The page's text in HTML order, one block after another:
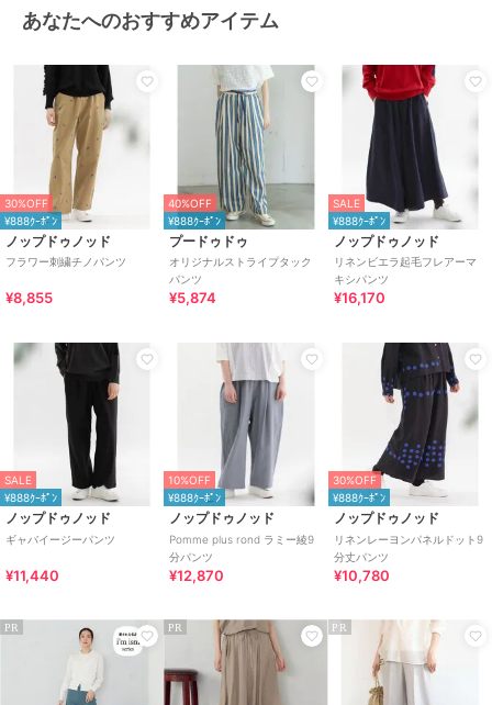
あなたへのおすすめアイテム
30%OFF
¥888ｸｰﾎﾟﾝ
ノップドゥノッド
フラワー刺繍チノパンツ
¥8,855
40%OFF
¥888ｸｰﾎﾟﾝ
プードゥドゥ
オリジナルストライプタック
パンツ
¥5,874
SALE
¥888ｸｰﾎﾟﾝ
ノップドゥノッド
リネンビエラ起毛フレアーマ
キシパンツ
¥16,170
SALE
¥888ｸｰﾎﾟﾝ
ノップドゥノッド
ギャバイージーパンツ
¥11,440
10%OFF
¥888ｸｰﾎﾟﾝ
ノップドゥノッド
Pomme plus rond ラミー綾9
分パンツ
¥12,870
30%OFF
¥888ｸｰﾎﾟﾝ
ノップドゥノッド
リネンレーヨンパネルドット9
分丈パンツ
¥10,780
PR PR PR